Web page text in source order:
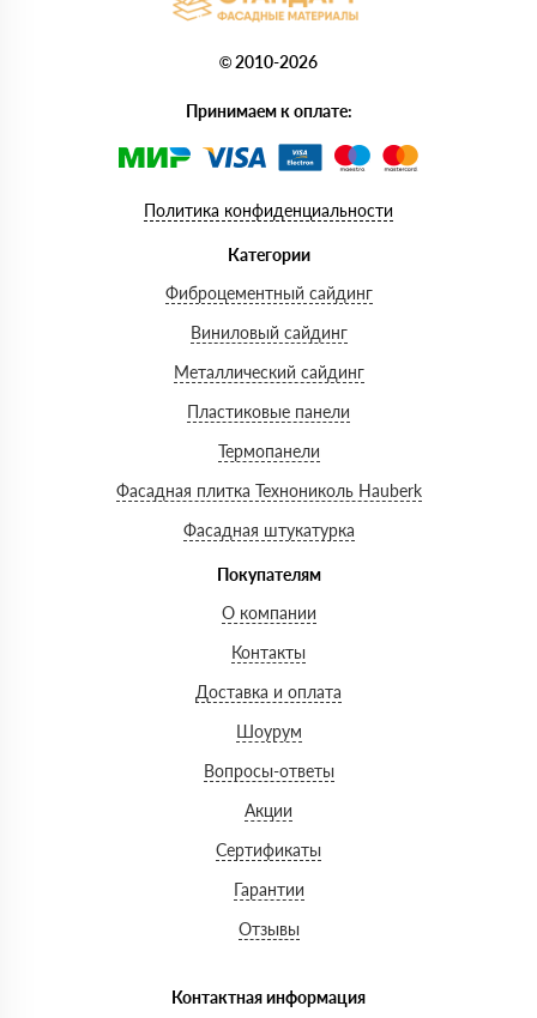
© 2010-2026
Принимаем к оплате:
Политика конфиденциальности
Категории
Фиброцементный сайдинг
Виниловый сайдинг
Металлический сайдинг
Пластиковые панели
Термопанели
Фасадная плитка Технониколь Hauberk
Фасадная штукатурка
Покупателям
О компании
Контакты
Доставка и оплата
Шоурум
Вопросы-ответы
Акции
Сертификаты
Гарантии
Отзывы
Контактная информация